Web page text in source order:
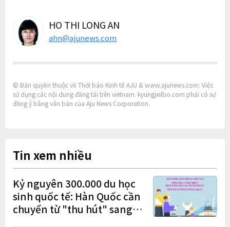
HO THI LONG AN
ahn@ajunews.com
© Bản quyền thuộc về Thời báo Kinh tế AJU & www.ajunews.com: Việc
sử dụng các nội dung đăng tải trên vietnam. kyungjeilbo.com phải có sự
đồng ý bằng văn bản của Aju News Corporation.
Tin xem nhiều
Kỷ nguyên 300.000 du học
sinh quốc tế: Hàn Quốc cần
chuyển từ "thu hút" sang